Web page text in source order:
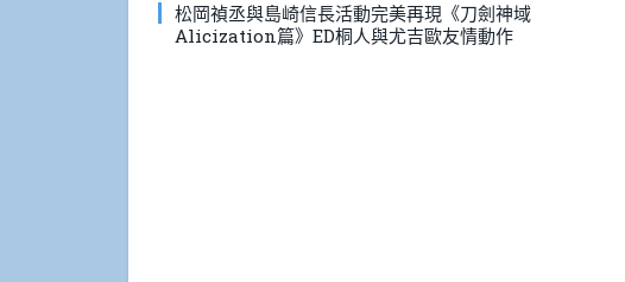
松岡禎丞與島崎信長活動完美再現《刀劍神域
Alicization篇》ED桐人與尤吉歐友情動作